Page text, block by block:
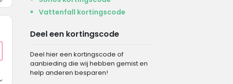
Vattenfall kortingscode
Deel een kortingscode
Deel hier een kortingscode of
aanbieding die wij hebben gemist en
help anderen besparen!